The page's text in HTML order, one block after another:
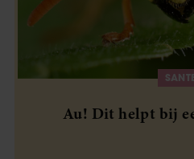
SANTE
Au! Dit helpt bij